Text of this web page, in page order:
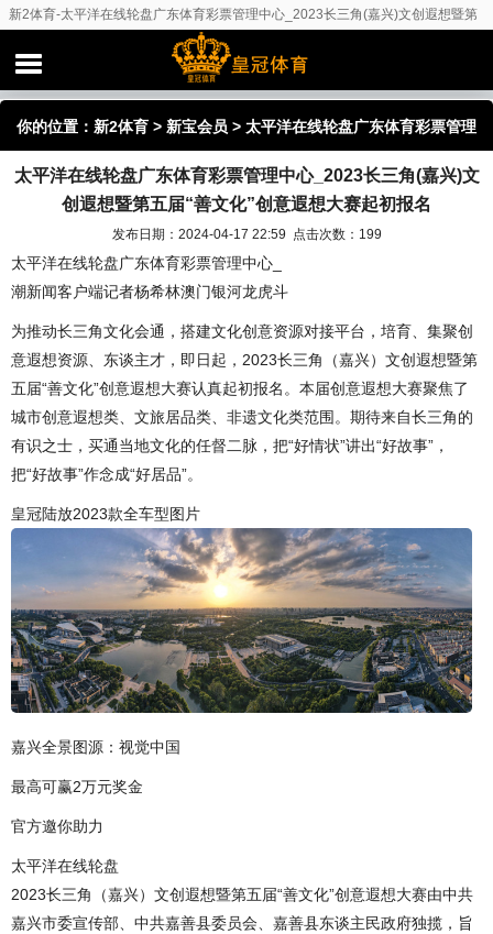
新2体育-太平洋在线轮盘广东体育彩票管理中心_2023长三角(嘉兴)文创遐想暨第
五届“善文化”创意遐想大赛起初报名
你的位置： 新2体育 > 新宝会员 > 太平洋在线轮盘广东体育彩票管理
中心_2023长三角(嘉兴)文创遐想暨第五届“善文化”创意遐想大赛起
太平洋在线轮盘广东体育彩票管理中心_2023长三角(嘉兴)文
创遐想暨第五届“善文化”创意遐想大赛起初报名
发布日期：2024-04-17 22:59 点击次数：199
太平洋在线轮盘广东体育彩票管理中心_
潮新闻客户端记者杨希林澳门银河龙虎斗
为推动长三角文化会通，搭建文化创意资源对接平台，培育、集聚创
意遐想资源、东谈主才，即日起，2023长三角（嘉兴）文创遐想暨第
五届“善文化”创意遐想大赛认真起初报名。本届创意遐想大赛聚焦了
城市创意遐想类、文旅居品类、非遗文化类范围。期待来自长三角的
有识之士，买通当地文化的任督二脉，把“好情状”讲出“好故事”，
把“好故事”作念成“好居品”。
皇冠陆放2023款全车型图片
嘉兴全景图源：视觉中国
最高可赢2万元奖金
官方邀你助力
太平洋在线轮盘
2023长三角（嘉兴）文创遐想暨第五届“善文化”创意遐想大赛由中共
嘉兴市委宣传部、中共嘉善县委员会、嘉善县东谈主民政府独揽，旨